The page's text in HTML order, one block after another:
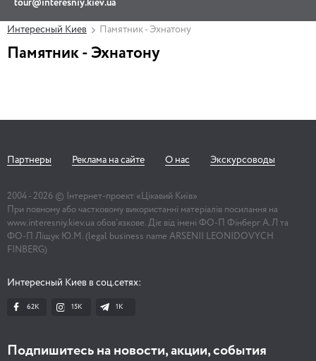
tour@interesniy.kiev.ua
Интересный Киев Памятник - Эхнатону
Памятник - Эхнатону
Партнеры Реклама на сайте О нас Экскурсоводы
2004 - 2026 © Інтернет-проект «Цікавий Київ»
При повному або частковому використанні матеріалів посилання на
www.interesniy.kiev.ua обов'язкове. Діє від імені ФО-П Фінберг А.Л та
ФО-П Ліщук Ю.М. (legal business name ARSENII LEONIDOVYCH
FINBERG)
Интересный Киев в соц.сетях:
62K 15K 1К
Подпишитесь на новости, акции, события